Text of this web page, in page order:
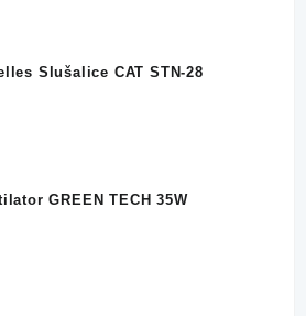
Slušalice CAT STN-28
GREEN TECH 35W